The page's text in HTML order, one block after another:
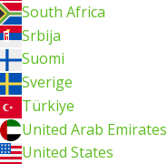
South Africa
Srbija
Suomi
Sverige
Türkiye
United Arab Emirates
United States